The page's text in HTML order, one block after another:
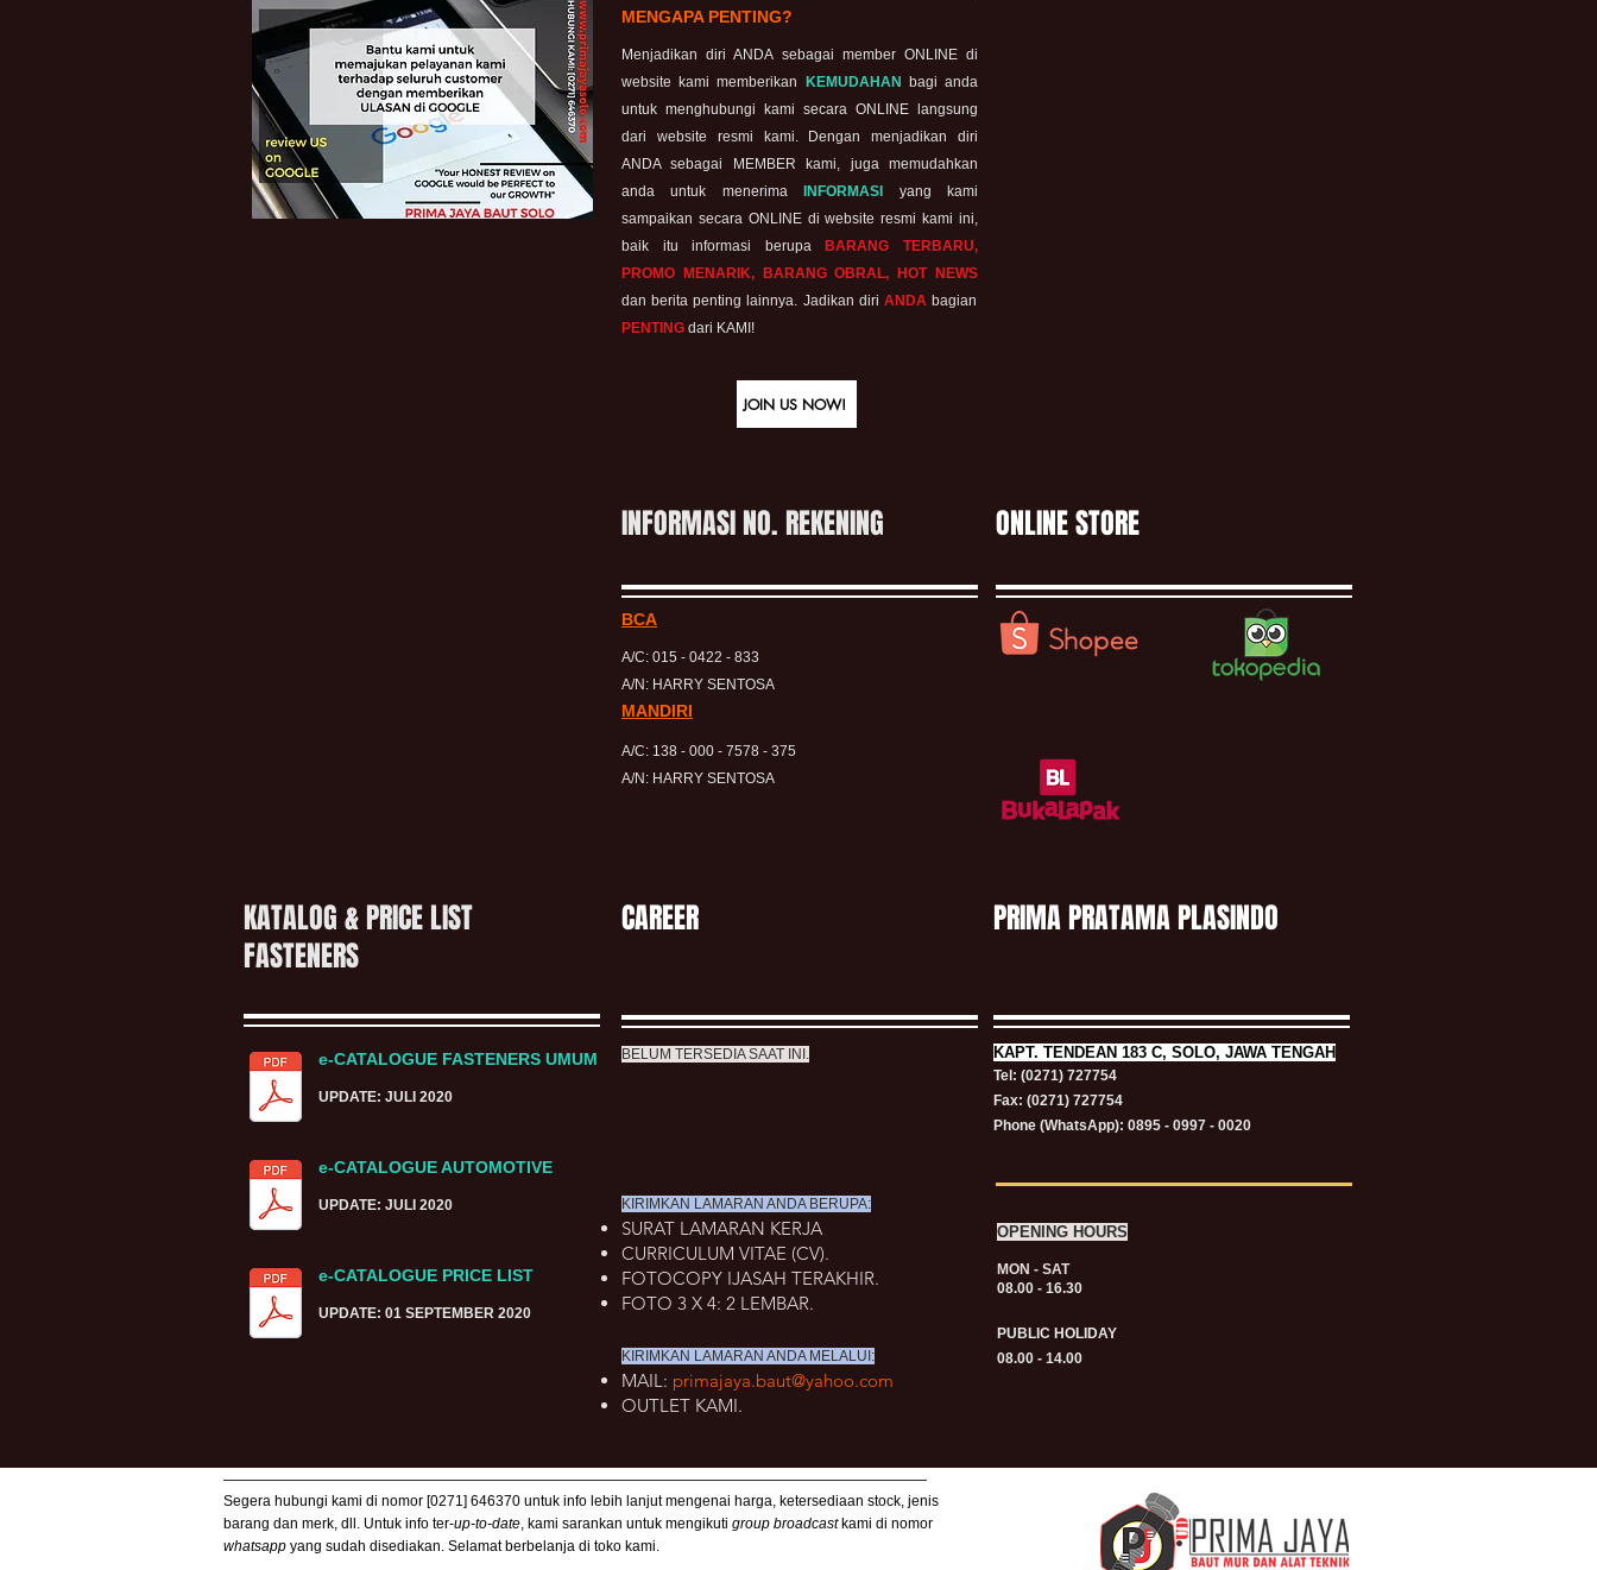
MENGAPA PENTING?
Menjadikan diri ANDA sebagai member ONLINE di
website kami memberikan
KEMUDAHAN
bagi anda
untuk menghubungi kami secara ONLINE langsung
dari website resmi kami. Dengan menjadikan diri
ANDA sebagai MEMBER kami, juga memudahkan
anda untuk menerima
INFORMASI
yang kami
sampaikan secara ONLINE di website resmi kami ini,
baik itu informasi berupa
BARANG TERBARU,
PROMO MENARIK, BARANG OBRAL, HOT NEWS
dan berita penting lainnya. Jadikan diri ANDAbagian
PENTING dari KAMI!
JOIN US NOW!
INFORMASI NO. REKENING ONLINE STORE
BCA
A/C: 015 - 0422 - 833
A/N: HARRY SENTOSA
MANDIRI
A/C: 138 - 000 - 7578 - 375
A/N: HARRY SENTOSA
KATALOG & PRICE LIST
FASTENERS
CAREER PRIMA PRATAMA PLASINDO
e-CATALOGUE FASTENERS UMUM
UPDATE: JULI 2020
e-CATALOGUE AUTOMOTIVE
UPDATE: JULI 2020
e-CATALOGUE PRICE LIST
UPDATE: 01 SEPTEMBER 2020
BELUM TERSEDIA SAAT INI.
KIRIMKAN LAMARAN ANDA BERUPA:
SURAT LAMARAN KERJA
CURRICULUM VITAE (CV).
FOTOCOPY IJASAH TERAKHIR.
FOTO 3 X 4: 2 LEMBAR.
KIRIMKAN LAMARAN ANDA MELALUI:
MAIL: primajaya.baut@yahoo.com
OUTLET KAMI.
OPENING HOURS
MON - SAT
08.00 - 16.30
PUBLIC HOLIDAY
08.00 - 14.00
KAPT. TENDEAN 183 C, SOLO, JAWA TENGAH
Tel: (0271) 727754
Fax: (0271) 727754
Phone (WhatsApp): 0895 - 0997 - 0020
Segera hubungi kami di nomor [0271] 646370 untuk info lebih lanjut mengenai harga, ketersediaan stock, jenis
barang dan merk, dll. Untuk info ter-up-to-date, kami sarankan untuk mengikuti group broadcastkami di nomor
whatsapp yang sudah disediakan. Selamat berbelanja di toko kami.